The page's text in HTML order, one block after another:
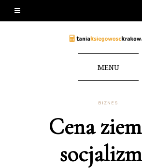
MENU
BIZNES
Cena